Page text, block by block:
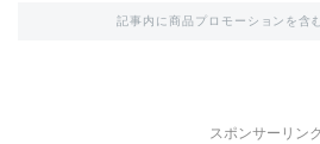
記事内に商品プロモーションを含
スポンサーリンク